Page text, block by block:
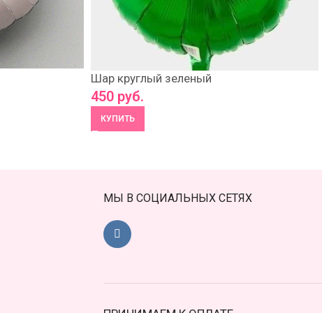
Шар круглый зеленый
450 руб.
КУПИТЬ
МЫ В СОЦИАЛЬНЫХ СЕТЯХ